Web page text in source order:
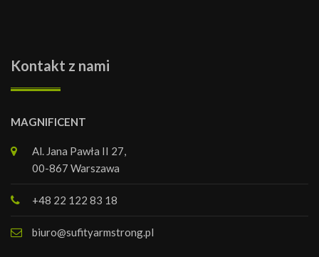
Kontakt z nami
MAGNIFICENT
Al. Jana Pawła II 27,
00-867 Warszawa
+48 22 122 83 18
biuro@sufityarmstrong.pl